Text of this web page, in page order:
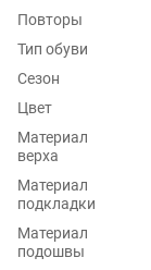
Повторы
Тип обуви
Сезон
Цвет
Материал
верха
Материал
подкладки
Материал
подошвы